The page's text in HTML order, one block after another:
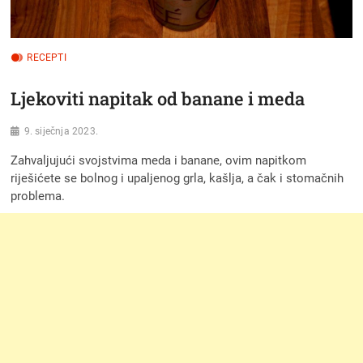
RECEPTI
Ljekoviti napitak od banane i meda
9. siječnja 2023.
Zahvaljujući svojstvima meda i banane, ovim napitkom
riješićete se bolnog i upaljenog grla, kašlja, a čak i stomačnih
problema.